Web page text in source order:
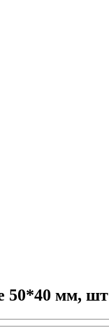
50*40 мм, шт